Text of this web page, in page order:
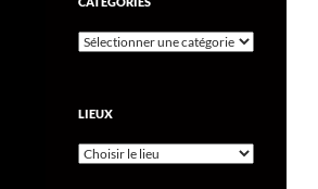
LIEUX